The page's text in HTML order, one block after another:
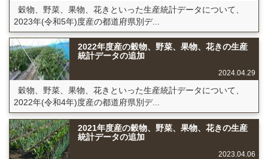
穀物、野菜、果物、花きといった生産統計データについて、
2023年(令和5年)度産の都道府県別デ...
2022年度産の穀物、野菜、果物、花きの生産
統計データの追加
2024.04.29
穀物、野菜、果物、花きといった生産統計データについて、
2022年(令和4年)度産の都道府県別デ...
2021年度産の穀物、野菜、果物、花きの生産
統計データの追加
2023.04.06